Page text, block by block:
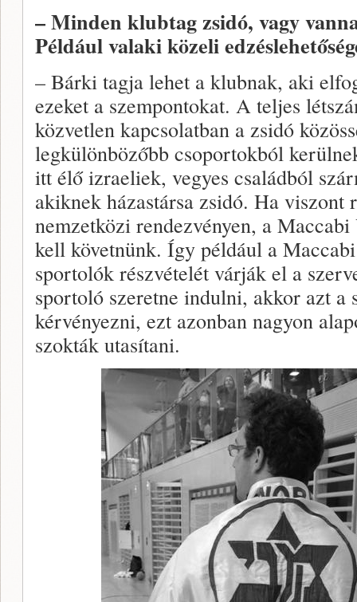
– Minden klubtag zsidó, vagy
Például valaki közeli
– Bárki tagja lehet a klubnak, aki
ezeket a szempontokat. A teljes
közvetlen kapcsolatban a zsidó
legkülönbözőbb csoportokból
itt élő izraeliek, vegyes családból
akiknek házastársa zsidó. Ha viszont
nemzetközi rendezvényen, a
kell követnünk. Így például a
sportolók részvételét várják el a
sportoló szeretne indulni, akkor azt a
kérvényezni, ezt azonban nagyon
szokták utasítani.